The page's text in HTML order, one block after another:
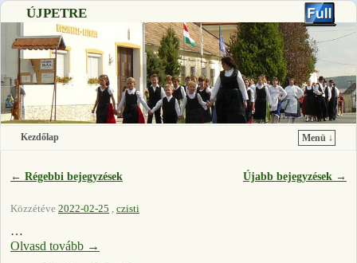
ÚJPETRE
Kezdőlap
Menü ↓
Bejegyzés navigáció
← Régebbi bejegyzések Újabb bejegyzések →
Közzétéve 2022-02-25 czisti
…
Olvasd tovább →